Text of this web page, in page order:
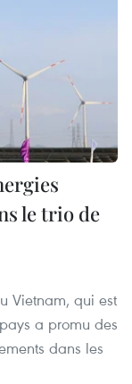
le trio de
Vietnam, qui est
a promu des
dans les